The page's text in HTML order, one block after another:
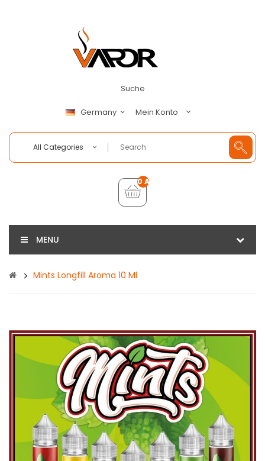
Suche
Germany Mein Konto
All Categories
0 Artikel - €0,00
MENU
Mints Longfill Aroma 10 Ml